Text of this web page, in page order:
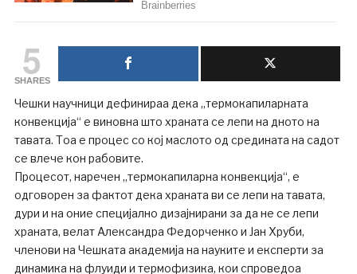
5
SHARES
Чешки научници дефинираа дека „термокапиларната
конвекција“ е виновна што храната се лепи на дното на
тавата. Тоа е процес со кој маслото од средината на садот
се влече кон рабовите.
Процесот, наречен „термокапиларна конвекција“, е
одговорен за фактот дека храната ви се лепи на тавата,
дури и на оние специјално дизајнирани за да не се лепи
храната, велат Александра Федорченко и Јан Хруби,
членови на Чешката академија на науките и експерти за
динамика на флуиди и термофизика, кои спроведоа